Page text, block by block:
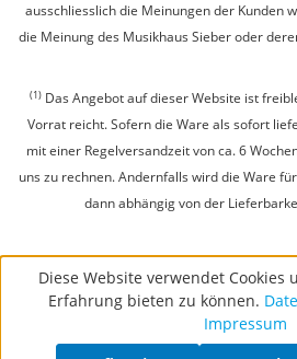
ausschliesslich die Meinungen der Kunden
die Meinung des Musikhaus Sieber oder
(1) Das Angebot auf dieser Website ist
Vorrat reicht. Sofern die Ware als sofort
mit einer Regelversandzeit von ca. 6
uns zu rechnen. Andernfalls wird die Ware
dann abhängig von der
Diese Website verwendet Cookies
Erfahrung bieten zu können.
Impressum